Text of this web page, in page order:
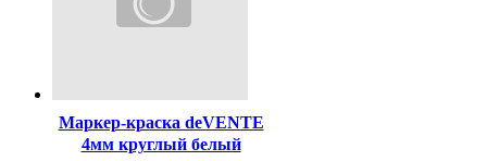
Маркер-краска deVENTE
4мм круглый белый